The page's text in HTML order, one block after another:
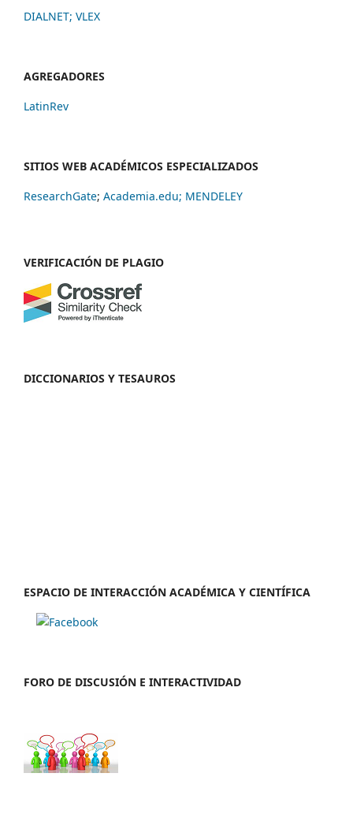
DIALNET; VLEX
AGREGADORES
LatinRev
SITIOS WEB ACADÉMICOS ESPECIALIZADOS
ResearchGate; Academia.edu; MENDELEY
VERIFICACIÓN DE PLAGIO
DICCIONARIOS Y TESAUROS
ESPACIO DE INTERACCIÓN ACADÉMICA Y CIENTÍFICA
FORO DE DISCUSIÓN E INTERACTIVIDAD